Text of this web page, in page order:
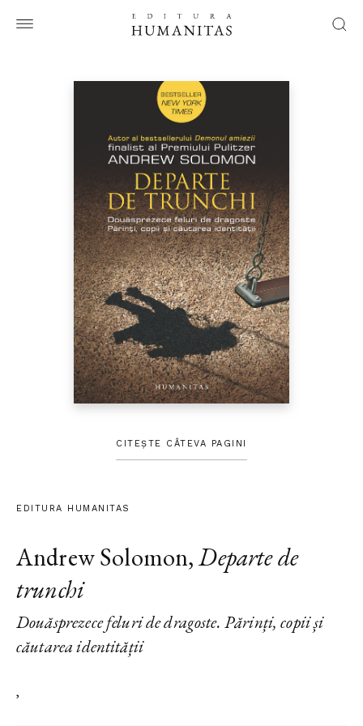
CITEȘTE CÂTEVA PAGINI
EDITURA HUMANITAS
Andrew Solomon,Departe de
trunchi
Douăsprezece feluri de dragoste. Părinți, copii și
căutarea identității